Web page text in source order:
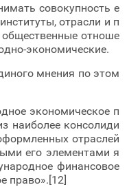
совокупность е
отрасли и п
отноше
экономические.
мнения по этом
экономическое п
наиболее консолиди
отраслей
его элементами я
финансовое
право».[12]